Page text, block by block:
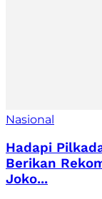
Nasional
Hadapi
Berikan
Joko...